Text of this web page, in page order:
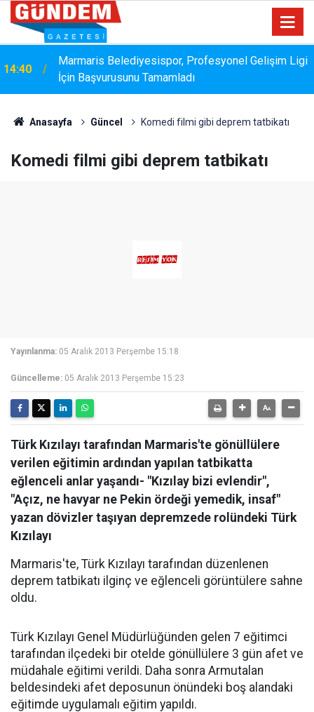
Marmaris Belediyesispor, Profesyonel Gelişim Ligi
İçin Başvurusunu Tamamladı
14:15
Bakanlık Veri Sunamadı: Metin Ergun'dan Turizm
Eleştirisi
Anasayfa Güncel Komedi filmi gibi deprem tatbikatı
Komedi filmi gibi deprem tatbikatı
Yayınlanma: 05 Aralık 2013 Perşembe 15:18
Güncelleme: 05 Aralık 2013 Perşembe 15:23
Türk Kızılayı tarafından Marmaris'te gönüllülere
verilen eğitimin ardından yapılan tatbikatta
eğlenceli anlar yaşandı- "Kızılay bizi evlendir",
"Açız, ne havyar ne Pekin ördeği yemedik, insaf"
yazan dövizler taşıyan depremzede rolündeki Türk
Kızılayı
Marmaris'te, Türk Kızılayı tarafından düzenlenen
deprem tatbikatı ilginç ve eğlenceli görüntülere sahne
oldu.
Türk Kızılayı Genel Müdürlüğünden gelen 7 eğitimci
tarafından ilçedeki bir otelde gönüllülere 3 gün afet ve
müdahale eğitimi verildi. Daha sonra Armutalan
beldesindeki afet deposunun önündeki boş alandaki
eğitimde uygulamalı eğitim yapıldı.